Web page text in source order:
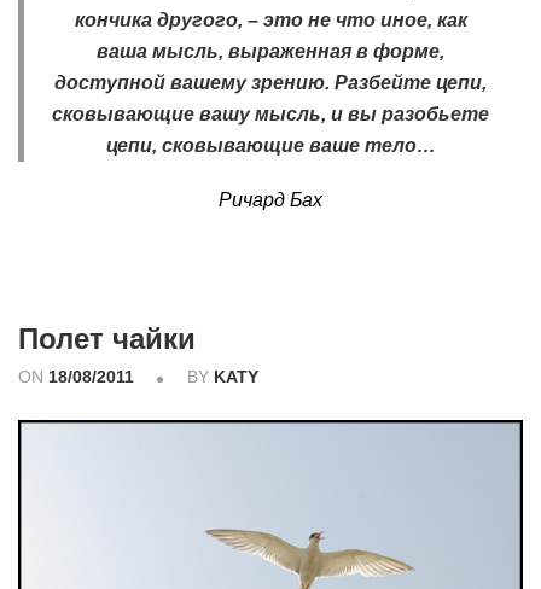
кончика другого, – это не что иное, как
ваша мысль, выраженная в форме,
доступной вашему зрению. Разбейте цепи,
сковывающие вашу мысль, и вы разобьете
цепи, сковывающие ваше тело…
Ричард Бах
Полет чайки
ON 18/08/2011 BY KATY